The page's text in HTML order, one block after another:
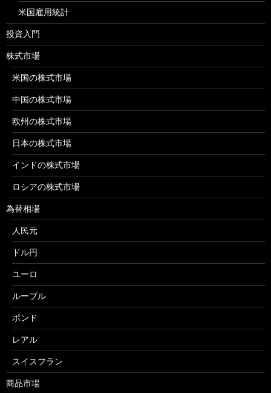
米国雇用統計
投資入門
株式市場
米国の株式市場
中国の株式市場
欧州の株式市場
日本の株式市場
インドの株式市場
ロシアの株式市場
為替相場
人民元
ドル円
ユーロ
ルーブル
ポンド
レアル
スイスフラン
商品市場